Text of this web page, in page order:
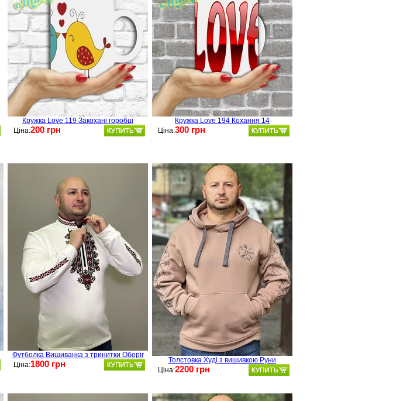
Кружка Love 119 Закохані горобці
Ціна:200 грн
Кружка Love 194 Кохання 14
Ціна:300 грн
Футболка Вишиванка з тринитки Оберіг
Ціна:1800 грн
Толстовка Худі з вишивкою Руни
Ціна:2200 грн